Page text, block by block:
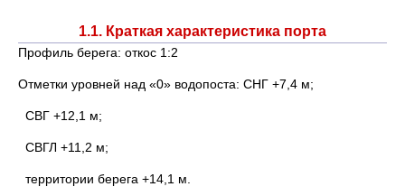
1.1. Краткая характеристика порта
Профиль берега: откос 1:2
Отметки уровней над «0» водопоста: СНГ +7,4 м;
СВГ +12,1 м;
СВГЛ +11,2 м;
территории берега +14,1 м.